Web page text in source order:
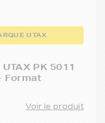
UTAX
PK 5011
Format
Voir le produit